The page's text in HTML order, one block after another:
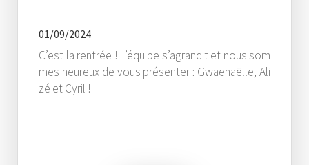
01/09/2024
C’est la rentrée ! L’équipe s’agrandit et nous som
mes heureux de vous présenter : Gwaenaëlle, Ali
zé et Cyril !